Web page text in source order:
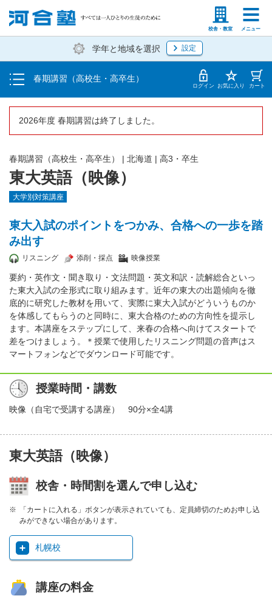
校舎・教室 メニュー
塾生の方 高等学校の先生
学年と地域を選択 設定
春期講習（高校生・高卒生）
受講料・お申し込み方法
受講開始までの流れ
校舎・教室一覧 ログイン お気に入り カート
2026年度 春期講習は終了しました。
東大英語（映像）
春期講習（高校生・高卒生） | 北海道 | 高3・卒生
大学別対策講座
東大入試のポイントをつかみ、合格への一歩を踏
み出す
リスニング 添削・採点 映像授業
要約・英作文・聞き取り・文法問題・英文和訳・読解総合といっ
た東大入試の全形式に取り組みます。近年の東大の出題傾向を徹
底的に研究した教材を用いて、実際に東大入試がどういうものか
を体感してもらうのと同時に、東大合格のための方向性を提示し
ます。本講座をステップにして、来春の合格へ向けてスタートで
差をつけましょう。＊授業で使用したリスニング問題の音声はス
マートフォンなどでダウンロード可能です。
授業時間・講数
映像（自宅で受講する講座） 90分×全4講
東大英語（映像）
校舎・時間割を選んで申し込む
「カートに入れる」ボタンが表示されていても、定員締切のためお申し込
みができない場合があります。
札幌校
講座の料金